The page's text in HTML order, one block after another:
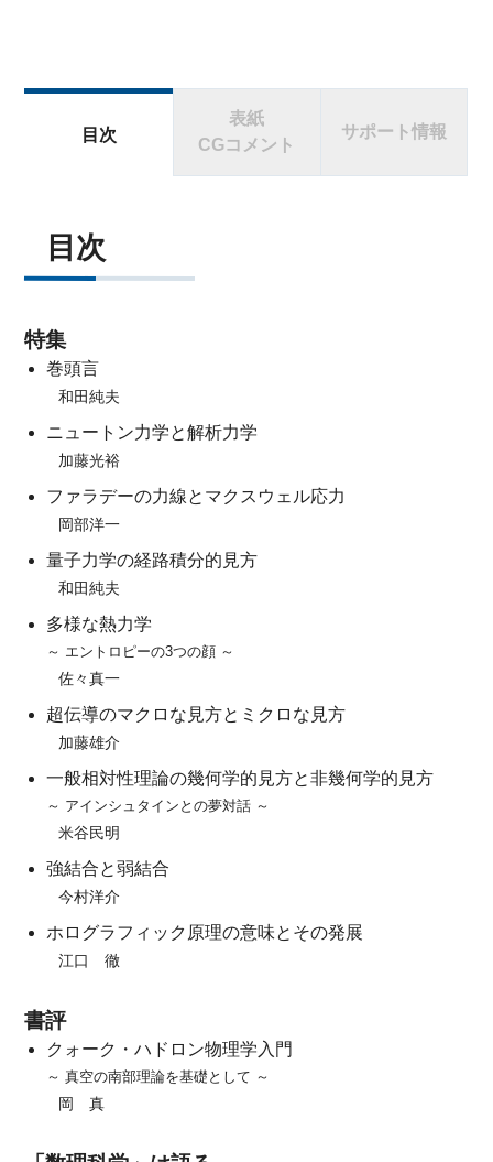
目次
表紙
CGコメント
サポート情報
目次
特集
巻頭言
和田純夫
ニュートン力学と解析力学
加藤光裕
ファラデーの力線とマクスウェル応力
岡部洋一
量子力学の経路積分的見方
和田純夫
多様な熱力学
～ エントロピーの3つの顔 ～
佐々真一
超伝導のマクロな見方とミクロな見方
加藤雄介
一般相対性理論の幾何学的見方と非幾何学的見方
～ アインシュタインとの夢対話 ～
米谷民明
強結合と弱結合
今村洋介
ホログラフィック原理の意味とその発展
江口 徹
書評
クォーク・ハドロン物理学入門
～ 真空の南部理論を基礎として ～
岡 真